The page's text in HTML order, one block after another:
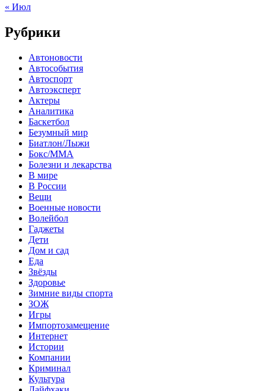
« Июл
Рубрики
Автоновости
Автособытия
Автоспорт
Автоэксперт
Актеры
Аналитика
Баскетбол
Безумный мир
Биатлон/Лыжи
Бокс/MMA
Болезни и лекарства
В мире
В России
Вещи
Военные новости
Волейбол
Гаджеты
Дети
Дом и сад
Еда
Звёзды
Здоровье
Зимние виды спорта
ЗОЖ
Игры
Импортозамещение
Интернет
Истории
Компании
Криминал
Культура